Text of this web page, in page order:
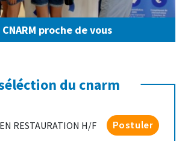
CNARM proche de vous
du cnarm
RESTAURATION H/F Postuler